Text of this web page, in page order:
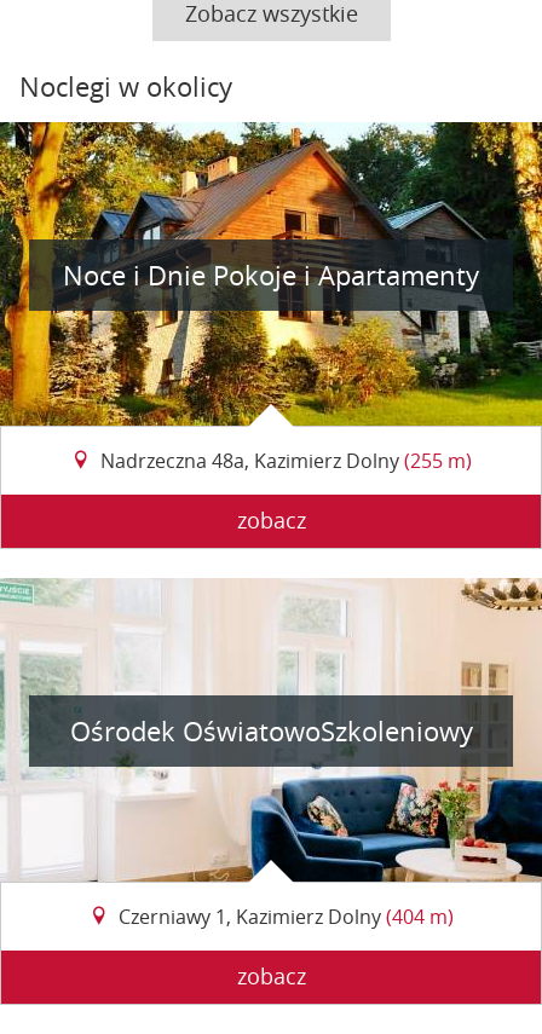
Zobacz wszystkie
Noclegi w okolicy
Noce i Dnie Pokoje i Apartamenty
Nadrzeczna 48a, Kazimierz Dolny(255 m)
zobacz
Ośrodek OświatowoSzkoleniowy
Czerniawy 1, Kazimierz Dolny(404 m)
zobacz